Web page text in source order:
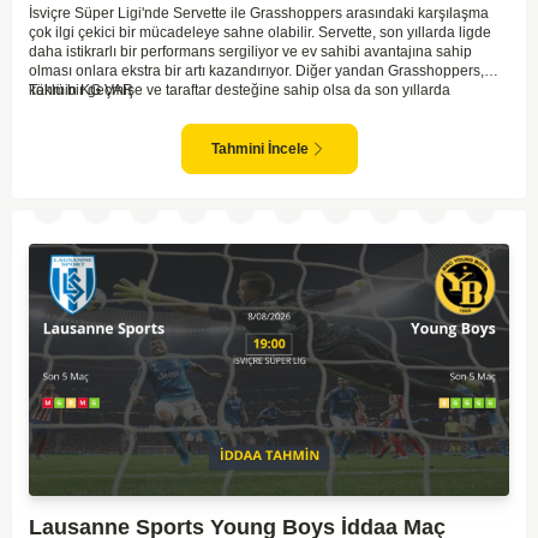
İsviçre Süper Ligi'nde Servette ile Grasshoppers arasındaki karşılaşma
çok ilgi çekici bir mücadeleye sahne olabilir. Servette, son yıllarda ligde
daha istikrarlı bir performans sergiliyor ve ev sahibi avantajına sahip
olması onlara ekstra bir artı kazandırıyor. Diğer yandan Grasshoppers,
köklü bir geçmişe ve taraftar desteğine sahip olsa da son yıllarda
genellikle maçlarda gol yollarında etkili olurken, Grasshoppers savunma
anlamında zaman zaman sorunlar yaşayabiliyor. Bu durumda,
karşılaşmanın gollü geçmesi muhtemel gözüküyor. İki takımın oyun tarzını
Tahmin KG VAR
Tahmini İncele
Lausanne Sports Young Boys İddaa Maç